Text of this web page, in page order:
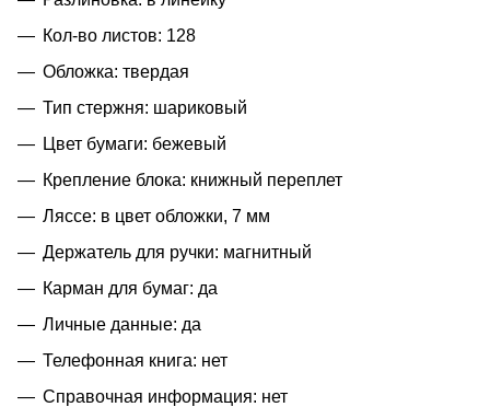
Кол-во листов: 128
Обложка: твердая
Тип стержня: шариковый
Цвет бумаги: бежевый
Крепление блока: книжный переплет
Ляссе: в цвет обложки, 7 мм
Держатель для ручки: магнитный
Карман для бумаг: да
Личные данные: да
Телефонная книга: нет
Справочная информация: нет